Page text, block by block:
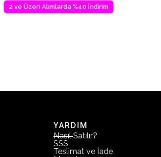
2 ve Üzeri Alımlarda %40 İndirim
YARDIM
Nasıl Satılır?
SSS
Teslimat ve İade